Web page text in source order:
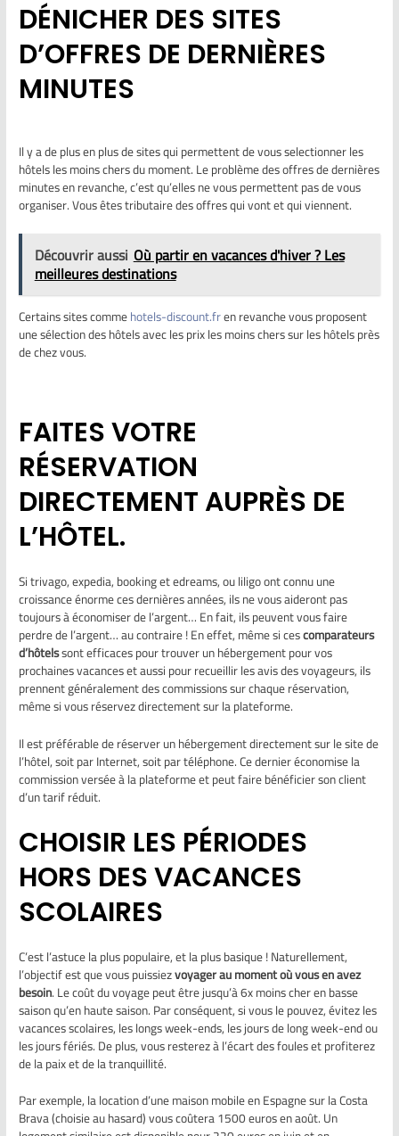
DÉNICHER DES SITES
D’OFFRES DE DERNIÈRES
MINUTES
Il y a de plus en plus de sites qui permettent de vous selectionner les
hôtels les moins chers du moment. Le problème des offres de dernières
minutes en revanche, c’est qu’elles ne vous permettent pas de vous
organiser. Vous êtes tributaire des offres qui vont et qui viennent.
Découvrir aussi Où partir en vacances d'hiver ? Les
meilleures destinations
Certains sites commehotels-discount.fren revanche vous proposent
une sélection des hôtels avec les prix les moins chers sur les hôtels près
de chez vous.
FAITES VOTRE
RÉSERVATION
DIRECTEMENT AUPRÈS DE
L’HÔTEL.
Si trivago, expedia, booking et edreams, ou liligo ont connu une
croissance énorme ces dernières années, ils ne vous aideront pas
toujours à économiser de l’argent… En fait, ils peuvent vous faire
perdre de l’argent… au contraire ! En effet, même si cescomparateurs
d’hôtelssont efficaces pour trouver un hébergement pour vos
prochaines vacances et aussi pour recueillir les avis des voyageurs, ils
prennent généralement des commissions sur chaque réservation,
même si vous réservez directement sur la plateforme.
Il est préférable de réserver un hébergement directement sur le site de
l’hôtel, soit par Internet, soit par téléphone. Ce dernier économise la
commission versée à la plateforme et peut faire bénéficier son client
d’un tarif réduit.
CHOISIR LES PÉRIODES
HORS DES VACANCES
SCOLAIRES
C’est l’astuce la plus populaire, et la plus basique ! Naturellement,
l’objectif est que vous puissiezvoyager au moment où vous en avez
besoin. Le coût du voyage peut être jusqu’à 6x moins cher en basse
saison qu’en haute saison. Par conséquent, si vous le pouvez, évitez les
vacances scolaires, les longs week-ends, les jours de long week-end ou
les jours fériés. De plus, vous resterez à l’écart des foules et profiterez
de la paix et de la tranquillité.
Par exemple, la location d’une maison mobile en Espagne sur la Costa
Brava (choisie au hasard) vous coûtera 1500 euros en août. Un